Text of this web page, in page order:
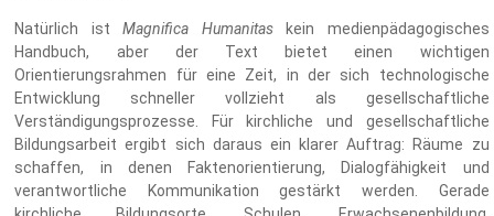
Natürlich istMagnifica Humanitas
kein medienpädagogisches
Handbuch, aber der Text bietet einen wichtigen
Orientierungsrahmen für eine Zeit, in der sich technologische
Entwicklung schneller vollzieht als gesellschaftliche
Verständigungsprozesse. Für kirchliche und gesellschaftliche
Bildungsarbeit ergibt sich daraus ein klarer Auftrag: Räume zu
schaffen, in denen Faktenorientierung, Dialogfähigkeit und
verantwortliche Kommunikation gestärkt werden. Gerade